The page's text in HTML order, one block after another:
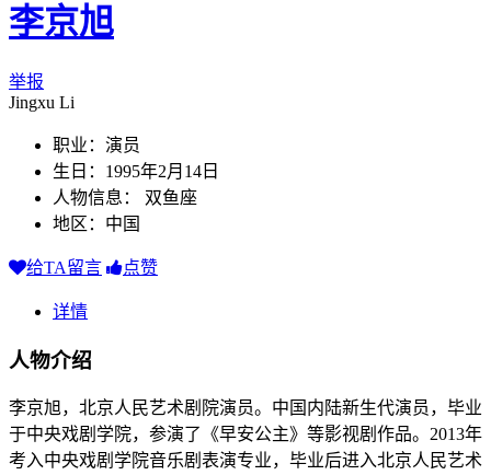
李京旭
举报
Jingxu Li
职业：演员
生日：1995年2月14日
人物信息： 双鱼座
地区：中国
给TA留言 点赞
详情
人物介绍
李京旭，北京人民艺术剧院演员。中国内陆新生代演员，毕业
于中央戏剧学院，参演了《早安公主》等影视剧作品。2013年
考入中央戏剧学院音乐剧表演专业，毕业后进入北京人民艺术